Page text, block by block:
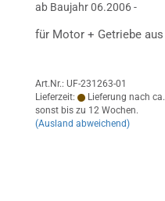
ab Baujahr 06.2006 -
für Motor + Getriebe
Art.Nr.: UF-231263-01
Lieferzeit:
Lieferung nach
sonst bis zu 12 Wochen.
(Ausland abweichend)